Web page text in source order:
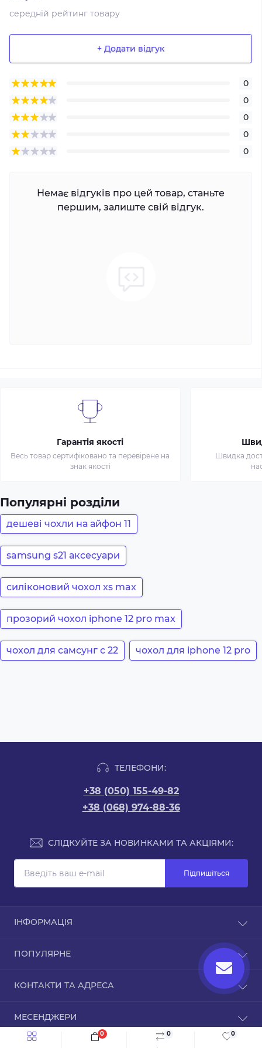
0 0
0
середній рейтинг товару
+ Додати відгук
0
0
0
0
0
Немає відгуків про цей товар, станьте
першим, залиште свій відгук.
Гарантія якості
Весь товар сертифіковано та перевірене на
знак якості
Швидка
Популярні розділи
дешеві чохли на айфон 11
samsung s21 аксесуари
силіконовий чохол xs max
прозорий чохол iphone 12 pro max
чохол для самсунг с 22 чохол для iphone 12 pro
ТЕЛЕФОНИ:
+38 (050) 155-49-82
+38 (068) 974-88-36
СЛІДКУЙТЕ ЗА НОВИНКАМИ ТА АКЦІЯМИ:
Підпишіться
ІНФОРМАЦІЯ
Про магазин
Повернення товару
Виробники
Акції
ПОПУЛЯРНЕ
КОНТАКТИ ТА АДРЕСА
Дніпропетровська область, 49000
info@inmobi.com.ua
МЕСЕНДЖЕРИ
Telegram